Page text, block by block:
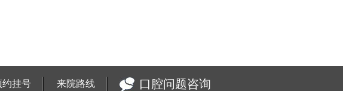
约挂号 来院路线 口腔问题咨询